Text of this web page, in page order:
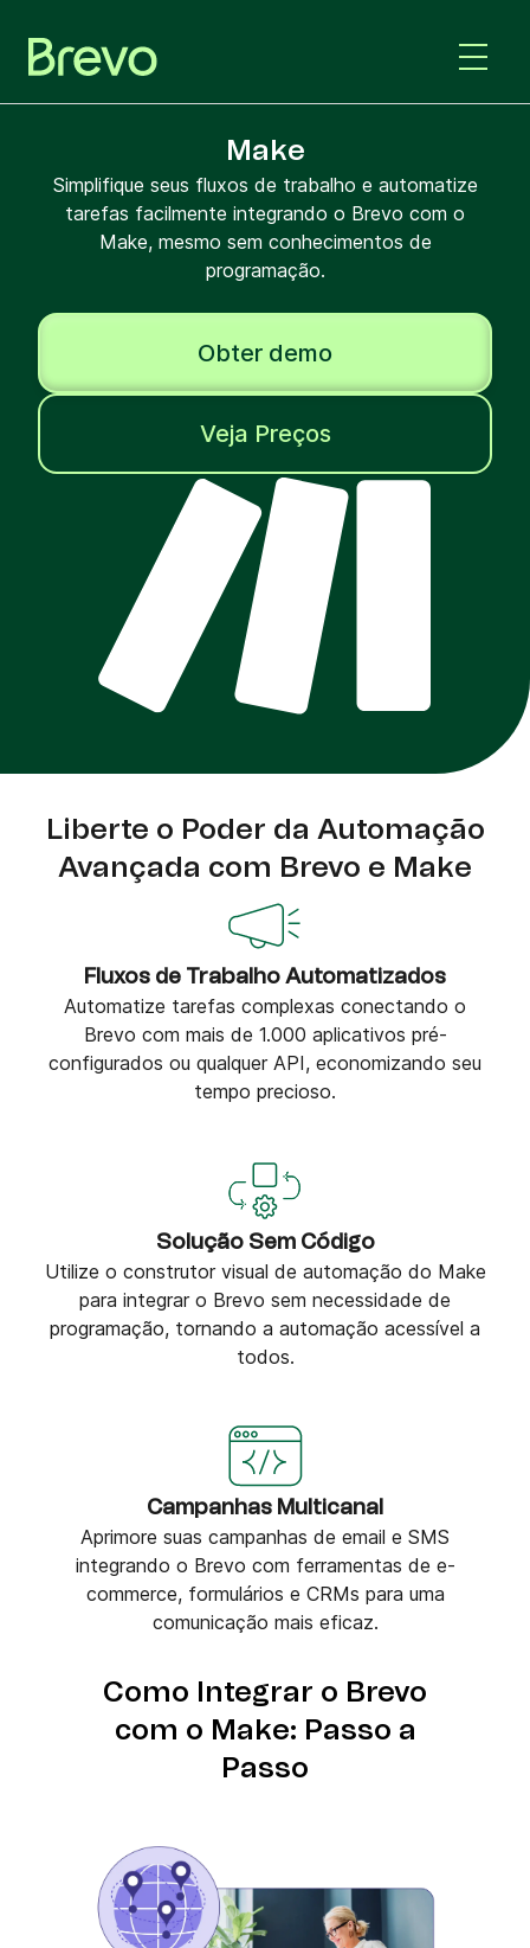
Make
Simplifique seus fluxos de trabalho e automatize
tarefas facilmente integrando o Brevo com o
Make, mesmo sem conhecimentos de
programação.
Obter demo
Veja Preços
Liberte o Poder da Automação
Avançada com Brevo e Make
Fluxos de Trabalho Automatizados
Automatize tarefas complexas conectando o
Brevo com mais de 1.000 aplicativos pré-
configurados ou qualquer API, economizando seu
tempo precioso.
Solução Sem Código
Utilize o construtor visual de automação do Make
para integrar o Brevo sem necessidade de
programação, tornando a automação acessível a
todos.
Campanhas Multicanal
Aprimore suas campanhas de email e SMS
integrando o Brevo com ferramentas de e-
commerce, formulários e CRMs para uma
comunicação mais eficaz.
Como Integrar o Brevo
com o Make: Passo a
Passo